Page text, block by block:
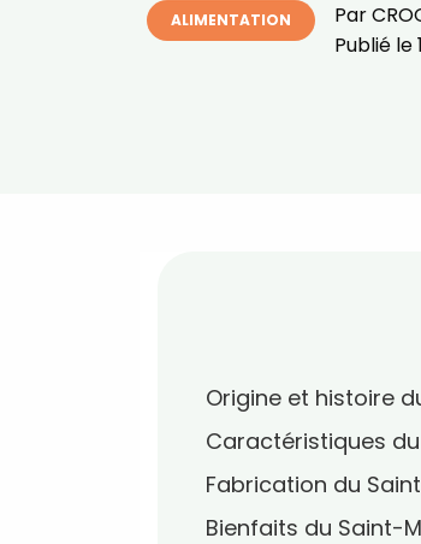
ALIMENTATION Par
Publié le
Origine et histoire
Caractéristiques
Fabrication du
Bienfaits du Saint-